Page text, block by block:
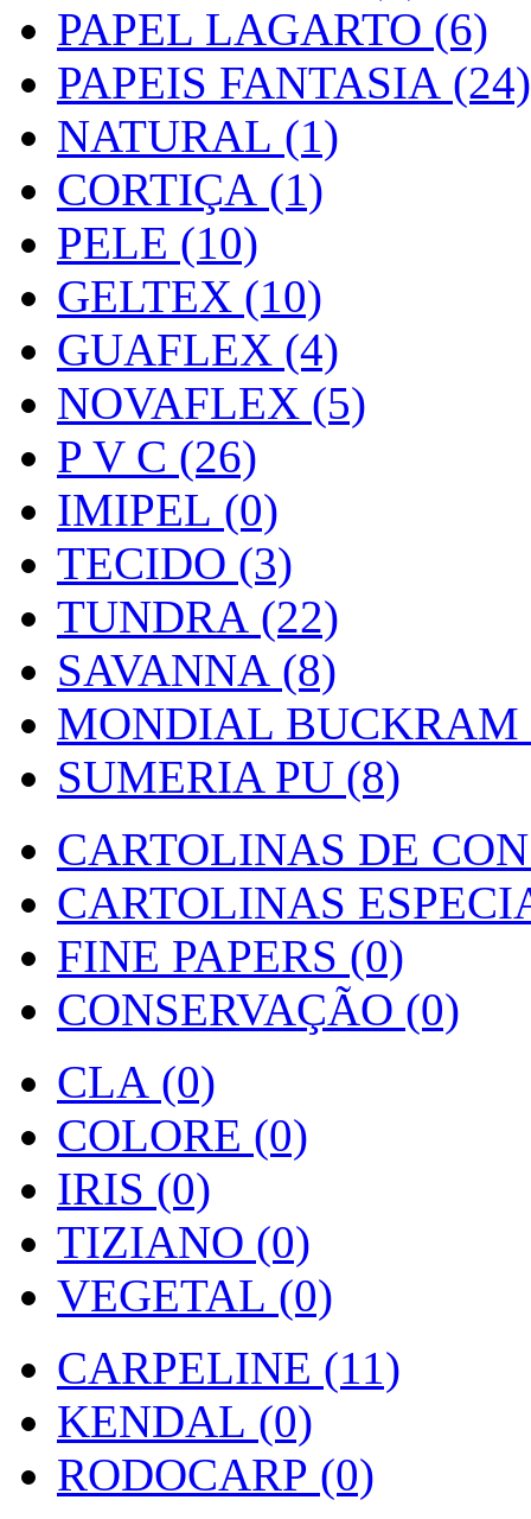
PAPEL LAGARTO (6)
PAPEIS FANTASIA (24)
NATURAL (1)
CORTIÇA (1)
PELE (10)
GELTEX (10)
GUAFLEX (4)
NOVAFLEX (5)
P V C (26)
IMIPEL (0)
TECIDO (3)
TUNDRA (22)
SAVANNA (8)
MONDIAL BUCKRAM
SUMERIA PU (8)
CARTOLINAS DE
CARTOLINAS
FINE PAPERS (0)
CONSERVAÇÃO (0)
CLA (0)
COLORE (0)
IRIS (0)
TIZIANO (0)
VEGETAL (0)
CARPELINE (11)
KENDAL (0)
RODOCARP (0)